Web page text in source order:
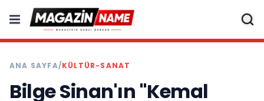
ANA SAYFA/KÜLTÜR-SANAT
Bilge Sinan'ın "Kemal